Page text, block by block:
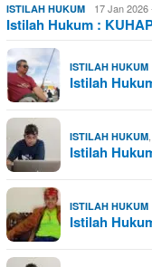
ISTILAH HUKUM 17 Jan 2026
Istilah Hukum :
ISTILAH HUKUM
Istilah
ISTILAH HUKUM,
Istilah
ISTILAH HUKUM
Istilah